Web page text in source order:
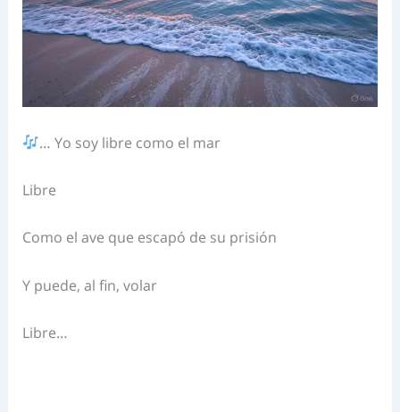
… Yo soy libre como el mar
Libre
Como el ave que escapó de su prisión
Y puede, al fin, volar
Libre…